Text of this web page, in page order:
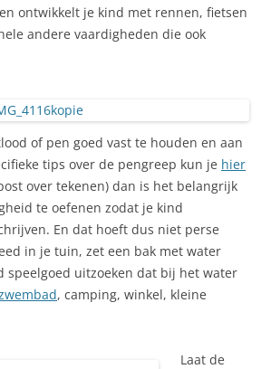
ontwikkelt je kind met rennen, fietsen
andere vaardigheden die ook
of pen goed vast te houden en aan
tips over de pengreep kun je hier
over tekenen) dan is het belangrijk
te oefenen zodat je kind
En dat hoeft dus niet perse
in je tuin, zet een bak met water
speelgoed uitzoeken dat bij het water
, camping, winkel, kleine
Laat de